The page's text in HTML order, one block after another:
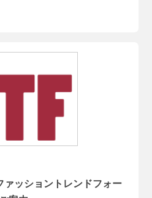
ァッショントレンドフォー